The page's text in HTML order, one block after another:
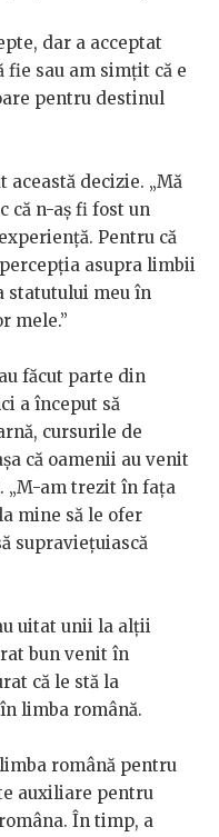
dar a acceptat
fie sau am simțit că e
pentru destinul
această decizie. „Mă
că n-aș fi fost un
Pentru că
asupra limbii
statutului meu în
mele.”
făcut parte din
a început să
cursurile de
că oamenii au venit
„M-am trezit în fața
mine să le ofer
supraviețuiască
uitat unii la alții
bun venit în
că le stă la
limba română.
română pentru
auxiliare pentru
În timp, a